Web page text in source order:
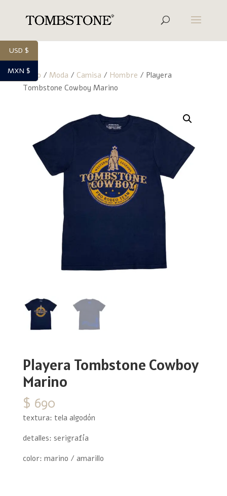
Inicio / Moda / Camisa / Hombre / Playera
Tombstone Cowboy Marino
Playera Tombstone Cowboy
Marino
$ 690
textura: tela algodón
detalles: serigrafía
color: marino / amarillo
USD $
MXN $